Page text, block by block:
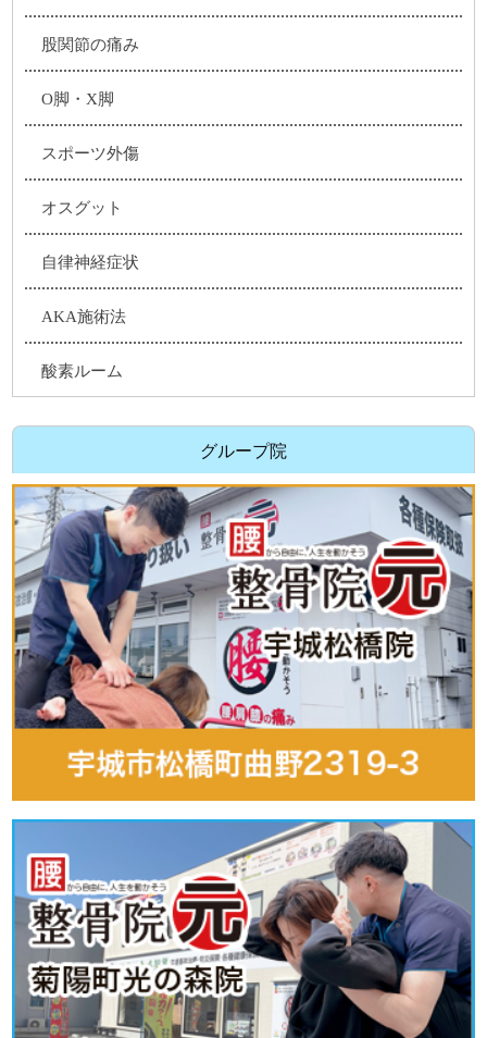
股関節の痛み
O脚・X脚
スポーツ外傷
オスグット
自律神経症状
AKA施術法
酸素ルーム
グループ院